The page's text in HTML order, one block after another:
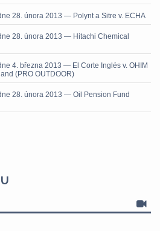
28. února 2013 — Polynt a Sitre v. ECHA
28. února 2013 — Hitachi Chemical
4. března 2013 — El Corte Inglés v. OHIM
(PRO OUTDOOR)
28. února 2013 — Oil Pension Fund